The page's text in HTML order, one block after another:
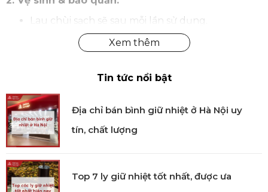
Lau chùi sạch sẽ sau mỗi lần sử dụng.
Sắp xếp lại gọn gàng trong túi da, tránh thất lạc.
Tại Kitchen Koncept, chúng tôi cung cấp sản phẩm
chính hãng được kiểm định rõ ràng bởi các cơ quan
chức năng. Mua hàng tại Kitchen Koncept khách
hàng sẽ yên tâm khi nhận được đầy đủ chế độ bảo
hành và dịch vụ hậu mãi chúng tôi đem đến.
Tin tức nổi bật
Địa chỉ bán bình giữ nhiệt ở Hà Nội uy
tín, chất lượng
Top 7 ly giữ nhiệt tốt nhất, được ưa